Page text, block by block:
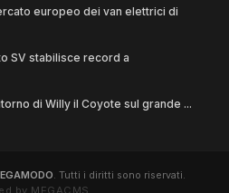
europeo dei van elettrici di
SV stabilisce record a
di Willy il Coyote sul grande ...
. Tutti i diritti sono riservati.
by MEGACMS